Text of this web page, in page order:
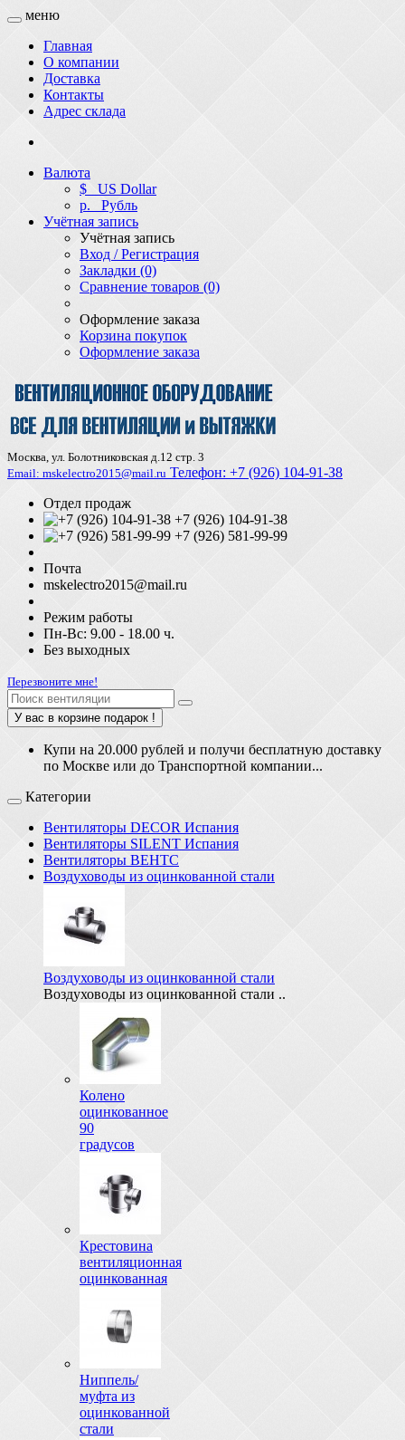
меню
Главная
О компании
Доставка
Контакты
Адрес склада
Валюта
$ US Dollar
р. Рубль
Учётная запись
Учётная запись
Вход / Регистрация
Закладки (0)
Сравнение товаров (0)
Оформление заказа
Корзина покупок
Оформление заказа
Москва, ул. Болотниковская д.12 стр. 3
Email: mskelectro2015@mail.ru Телефон: +7 (926) 104-91-З8
Отдел продаж
+7 (926) 104-91-38
+7 (926) 581-99-99
Почта
mskelectro2015@mail.ru
Режим работы
Пн-Вс: 9.00 - 18.00 ч.
Без выходных
Перезвоните мне!
У вас в корзине подарок !
Купи на 20.000 рублей и получи бесплатную доставку
по Москве или до Транспортной компании...
Категории
Вентиляторы DECOR Испания
Вентиляторы SILENT Испания
Вентиляторы ВЕНТС
Воздуховоды из оцинкованной стали
Воздуховоды из оцинкованной стали
Воздуховоды из оцинкованной стали ..
Колено
оцинкованное
90
градусов
Крестовина
вентиляционная
оцинкованная
Ниппель/
муфта из
оцинкованной
стали